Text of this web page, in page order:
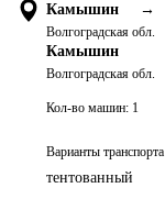
Камышин →
Волгоградская обл.
Камышин
Волгоградская обл.
Кол-во машин: 1
Варианты транспорта
тентованный